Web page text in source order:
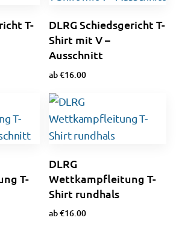
T-
DLRG Schiedsgericht T-
Shirt mit V –
Ausschnitt
ab€16.00
Ausführung wählen
T-
DLRG
Wettkampfleitung T-
Shirt rundhals
ab€16.00